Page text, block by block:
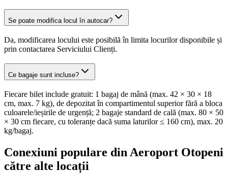
Se poate modifica locul în autocar?
Da, modificarea locului este posibilă în limita locurilor disponibile și
prin contactarea Serviciului Clienți.
Ce bagaje sunt incluse?
Fiecare bilet include gratuit: 1 bagaj de mână (max. 42 × 30 × 18
cm, max. 7 kg), de depozitat în compartimentul superior fără a bloca
culoarele/ieșirile de urgență; 2 bagaje standard de cală (max. 80 × 50
× 30 cm fiecare, cu toleranțe dacă suma laturilor ≤ 160 cm), max. 20
kg/bagaj.
Conexiuni populare din Aeroport Otopeni
către alte locații